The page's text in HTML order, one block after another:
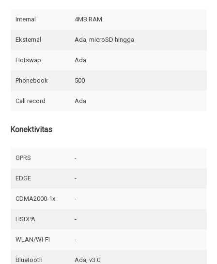
Internal 4MB RAM
Eksternal Ada, microSD hingga
Hotswap Ada
Phonebook 500
Call record Ada
Konektivitas
GPRS -
EDGE -
CDMA2000-1x -
HSDPA -
WLAN/WI-FI -
Bluetooth Ada, v3.0